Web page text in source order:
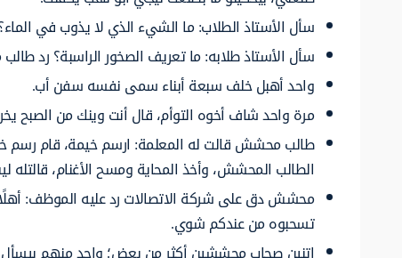
سأل الأستاذ الطلاب: ما الشيء الذي لا يذوب في
سأل الأستاذ طلابه: ما تعريف الصخور الراسبة؟ رد
واحد أهبل خلف سبعة أبناء سمى نفسه سفن أب.
مرة واحد شاف أخوه التوأم، قال أنت وينك من الصبح
طالب محشش قالت له المعلمة: ارسم خيمة، قام رسم
الطالب المحشش، وأخذ المحاية ومسح الأغنام،
محشش دق على شركة الاتصالات رد عليه الموظف:
تسحبوه من عندكم شوي.